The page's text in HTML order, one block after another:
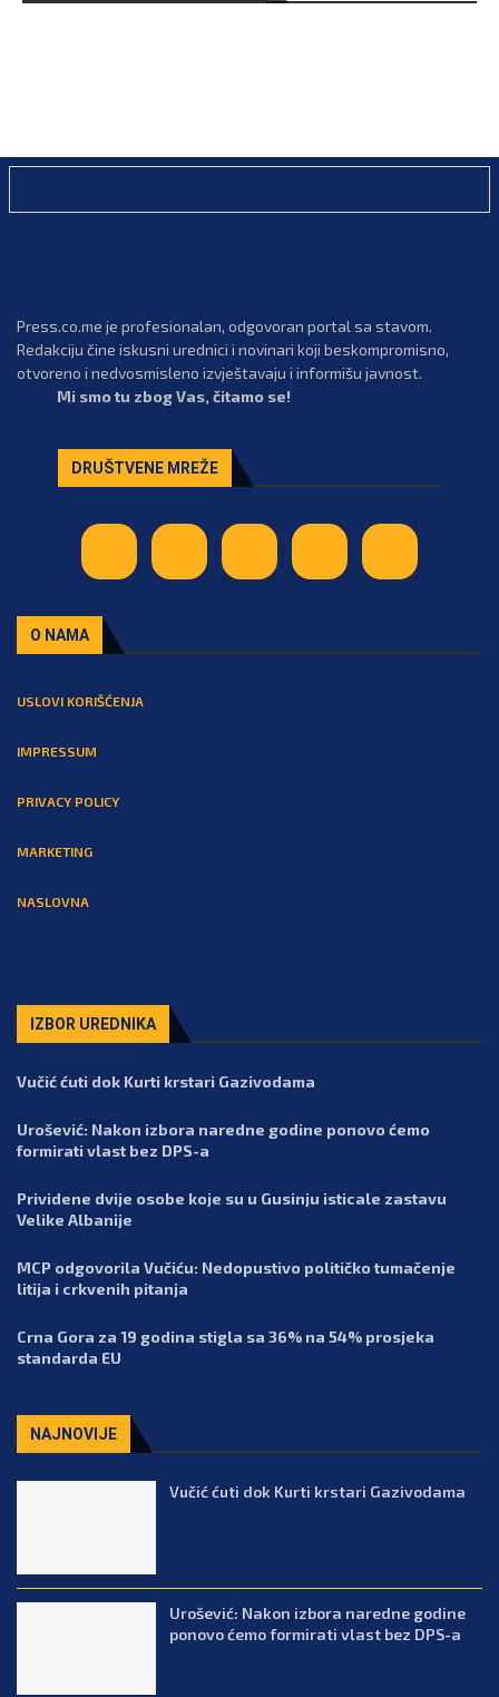
Press.co.me je profesionalan, odgovoran portal sa stavom.
Redakciju čine iskusni urednici i novinari koji beskompromisno,
otvoreno i nedvosmisleno izvještavaju i informišu javnost.
Mi smo tu zbog Vas, čitamo se!
DRUŠTVENE MREŽE
O NAMA
USLOVI KORIŠĆENJA
IMPRESSUM
PRIVACY POLICY
MARKETING
NASLOVNA
IZBOR UREDNIKA
Vučić ćuti dok Kurti krstari Gazivodama
Urošević: Nakon izbora naredne godine ponovo ćemo
formirati vlast bez DPS-a
Prividene dvije osobe koje su u Gusinju isticale zastavu
Velike Albanije
MCP odgovorila Vučiću: Nedopustivo političko tumačenje
litija i crkvenih pitanja
Crna Gora za 19 godina stigla sa 36% na 54% prosjeka
standarda EU
NAJNOVIJE
Vučić ćuti dok Kurti krstari Gazivodama
Urošević: Nakon izbora naredne godine
ponovo ćemo formirati vlast bez DPS-a